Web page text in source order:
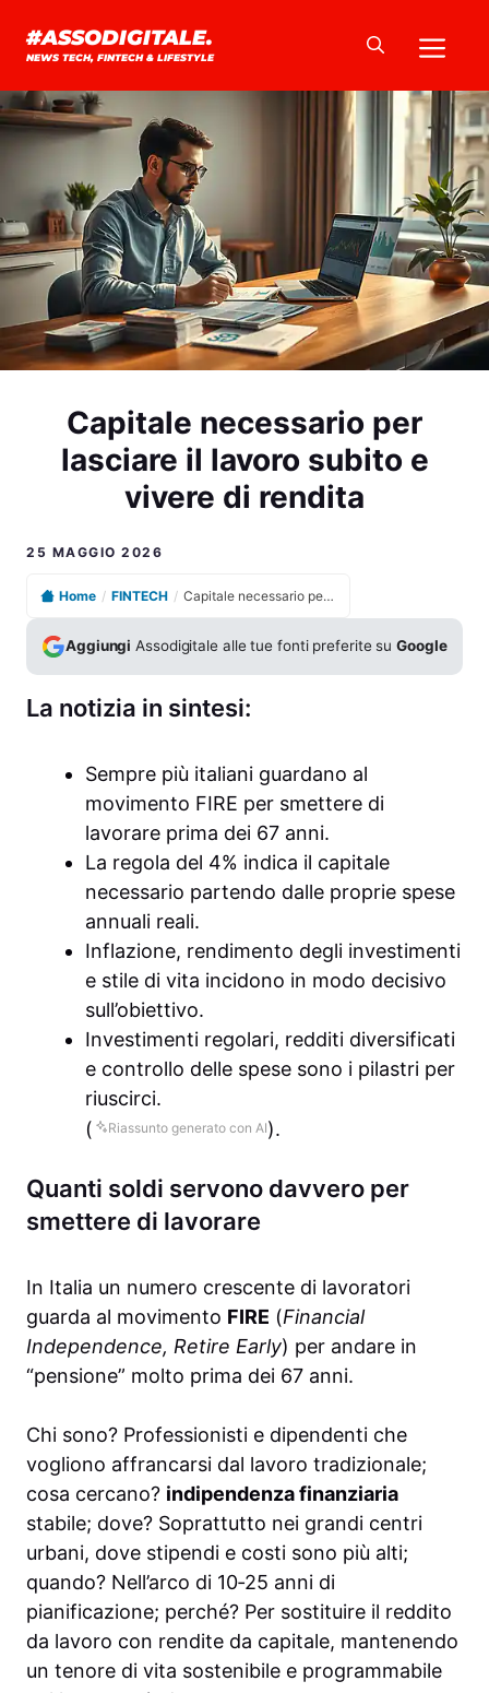
#ASSODIGITALE.
NEWS TECH, FINTECH & LIFESTYLE
Capitale necessario per
lasciare il lavoro subito e
vivere di rendita
25 MAGGIO 2026
Home / FINTECH / Capitale necessario per lasciare il lavoro subito e vivere di rendita
Aggiungi Assodigitale alle tue fonti preferite suGoogle
La notizia in sintesi:
Sempre più italiani guardano al
movimento FIRE per smettere di
lavorare prima dei 67 anni.
La regola del 4% indica il capitale
necessario partendo dalle proprie spese
annuali reali.
Inflazione, rendimento degli investimenti
e stile di vita incidono in modo decisivo
sull’obiettivo.
Investimenti regolari, redditi diversificati
e controllo delle spese sono i pilastri per
riuscirci.
(
Riassunto generato con AI).
Quanti soldi servono davvero per
smettere di lavorare
In Italia un numero crescente di lavoratori
guarda al movimento FIRE (Financial
Independence, Retire Early) per andare in
“pensione” molto prima dei 67 anni.
Chi sono? Professionisti e dipendenti che
vogliono affrancarsi dal lavoro tradizionale;
cosa cercano? indipendenza finanziaria
stabile; dove? Soprattutto nei grandi centri
urbani, dove stipendi e costi sono più alti;
quando? Nell’arco di 10‑25 anni di
pianificazione; perché? Per sostituire il reddito
da lavoro con rendite da capitale, mantenendo
un tenore di vita sostenibile e programmabile